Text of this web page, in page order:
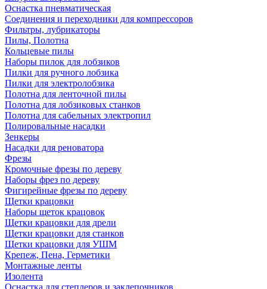
Оснастка пневматическая
Соединения и переходники для компрессоров
Фильтры, лубрикаторы
Пилы, Полотна
Кольцевые пилы
Наборы пилок для лобзиков
Пилки для ручного лобзика
Пилки для электролобзика
Полотна для ленточной пилы
Полотна для лобзиковых станков
Полотна для сабельных электропил
Полировальные насадки
Зенкеры
Насадки для реноватора
Фрезы
Кромочные фрезы по дереву
Наборы фрез по дереву
Фигирейные фрезы по дереву
Щетки крацовки
Наборы щеток крацовок
Щетки крацовки для дрели
Щетки крацовки для станков
Щетки крацовки для УШМ
Крепеж, Пена, Герметики
Монтажные ленты
Изолента
Оснастка для степлеров и заклепочников